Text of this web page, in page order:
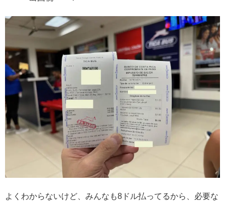
よくわからないけど、みんなも8ドル払ってるから、必要な